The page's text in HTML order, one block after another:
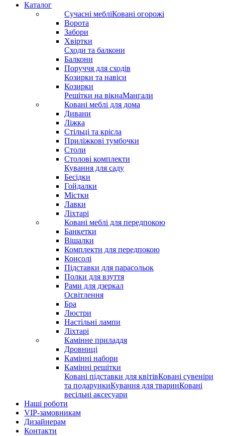
Каталог
Сучасні мебліКовані огорожі
Ворота
Забори
Хвіртки
Сходи та балкони
Балкони
Поруччя для сходів
Козирки та навіси
Козирки
Решітки на вікнаМангали
Ковані меблі для дома
Дивани
Ліжка
Стільці та крісла
Приліжкові тумбочки
Столи
Столові комплекти
Кування для саду
Бесідки
Гойдалки
Містки
Лавки
Ліхтарі
Ковані меблі для передпокою
Банкетки
Вішалки
Комплекти для передпокою
Консолі
Підставки для парасольок
Полки для взуття
Рами для дзеркал
Освітлення
Бра
Люстри
Настільні лампи
Ліхтарі
Камінне приладдя
Дровниці
Камінні набори
Камінні решітки
Ковані підставки для квітівКовані сувеніри
та подарункиКування для тваринКовані
весільні аксесуари
Наші роботи
VIP-замовникам
Дизайнерам
Контакти